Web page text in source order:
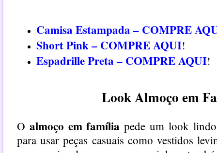
Camisa Estampada – COMPRE
Short Pink – COMPRE AQUI!
Espadrille Preta – COMPRE AQUI!
Look Almoço em
O almoço em família pede um look
para usar peças casuais como vestidos